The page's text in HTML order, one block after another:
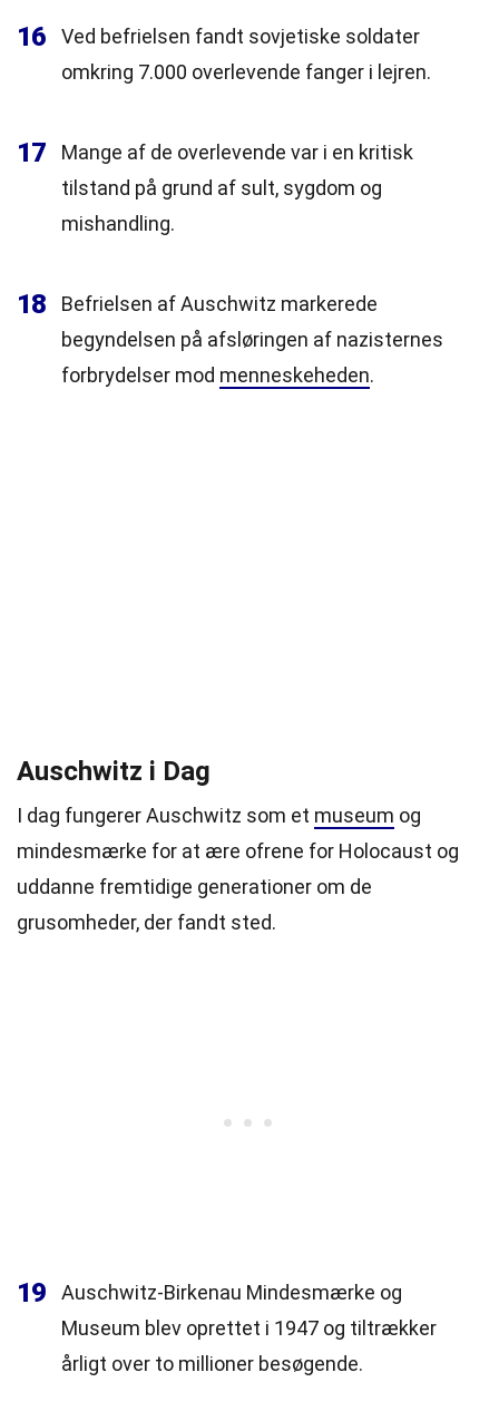
16
Ved befrielsen fandt sovjetiske soldater
omkring 7.000 overlevende fanger i lejren.
17
Mange af de overlevende var i en kritisk
tilstand på grund af sult, sygdom og
mishandling.
18
Befrielsen af Auschwitz markerede
begyndelsen på afsløringen af nazisternes
forbrydelser mod menneskeheden.
Auschwitz i Dag
I dag fungerer Auschwitz som et museum og
mindesmærke for at ære ofrene for Holocaust og
uddanne fremtidige generationer om de
grusomheder, der fandt sted.
19
Auschwitz-Birkenau Mindesmærke og
Museum blev oprettet i 1947 og tiltrækker
årligt over to millioner besøgende.